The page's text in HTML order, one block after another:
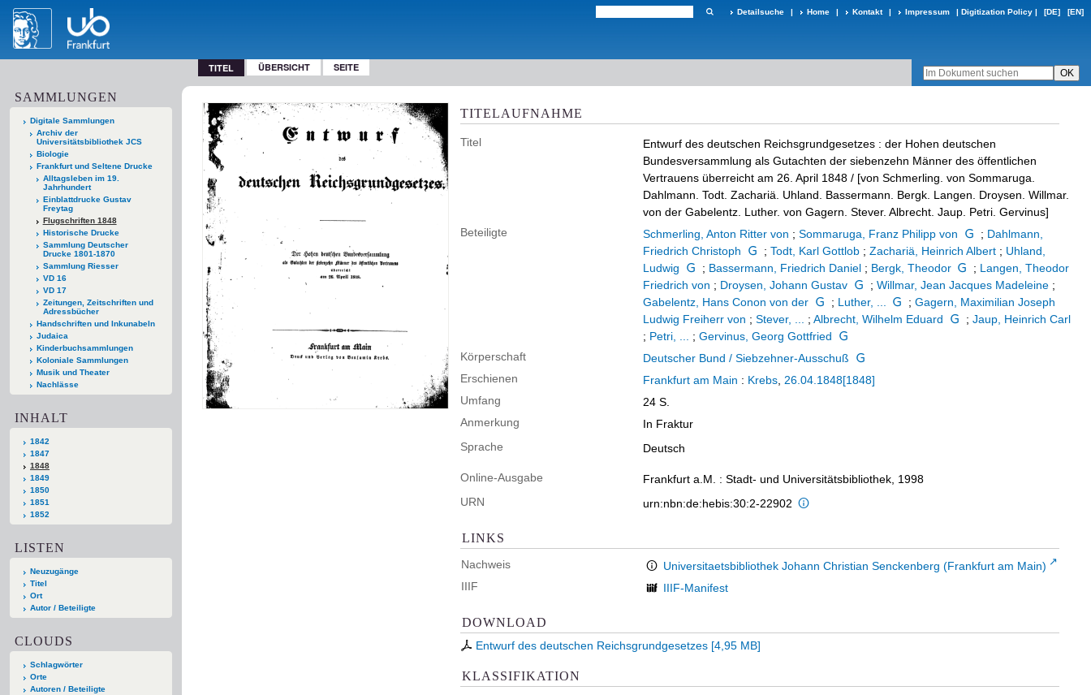
Detailsuche | Home | Kontakt | Impressum | Digitization Policy | [DE] [EN]
TITEL ÜBERSICHT SEITE
SAMMLUNGEN
Digitale Sammlungen
Archiv der
Universitätsbibliothek JCS
Biologie
Frankfurt und Seltene Drucke
Alltagsleben im 19.
Jahrhundert
Einblattdrucke Gustav
Freytag
Flugschriften 1848
Historische Drucke
Sammlung Deutscher
Drucke 1801-1870
Sammlung Riesser
VD 16
VD 17
Zeitungen, Zeitschriften und
Adressbücher
Handschriften und Inkunabeln
Judaica
Kinderbuchsammlungen
Koloniale Sammlungen
Musik und Theater
Nachlässe
INHALT
1842
1847
1848
1849
1850
1851
1852
LISTEN
Neuzugänge
Titel
Ort
Autor / Beteiligte
CLOUDS
Schlagwörter
Orte
Autoren / Beteiligte
TITELAUFNAHME
Titel Entwurf des deutschen Reichsgrundgesetzes : der Hohen deutschen
Bundesversammlung als Gutachten der siebenzehn Männer des öffentlichen
Vertrauens überreicht am 26. April 1848 / [von Schmerling. von Sommaruga.
Dahlmann. Todt. Zachariä. Uhland. Bassermann. Bergk. Langen. Droysen. Willmar.
von der Gabelentz. Luther. von Gagern. Stever. Albrecht. Jaup. Petri. Gervinus]
Beteiligte
Schmerling, Anton Ritter von ; Sommaruga, Franz Philipp von ; Dahlmann,
Friedrich Christoph
; Todt, Karl Gottlob; Zachariä, Heinrich Albert; Uhland,
Ludwig
; Bassermann, Friedrich Daniel; Bergk, Theodor ; Langen, Theodor
Friedrich von ; Droysen, Johann Gustav ; Willmar, Jean Jacques Madeleine;
Gabelentz, Hans Conon von der
; Luther, ... ; Gagern, Maximilian Joseph
Ludwig Freiherr von ; Stever, ... ; Albrecht, Wilhelm Eduard ; Jaup, Heinrich Carl
; Petri, ... ; Gervinus, Georg Gottfried
Körperschaft
Deutscher Bund / Siebzehner-Ausschuß
Erschienen
Frankfurt am Main : Krebs 26.04.1848[1848]
Umfang
24 S.
Anmerkung
In Fraktur
Sprache
Deutsch
Online-Ausgabe
Frankfurt a.M. : Stadt- und Universitätsbibliothek, 1998
URN
urn:nbn:de:hebis:30:2-22902
LINKS
Nachweis
Universitaetsbibliothek Johann Christian Senckenberg (Frankfurt am Main)
IIIF
IIIF-Manifest
DOWNLOAD
Entwurf des deutschen Reichsgrundgesetzes [4,95 MB]
KLASSIFIKATION